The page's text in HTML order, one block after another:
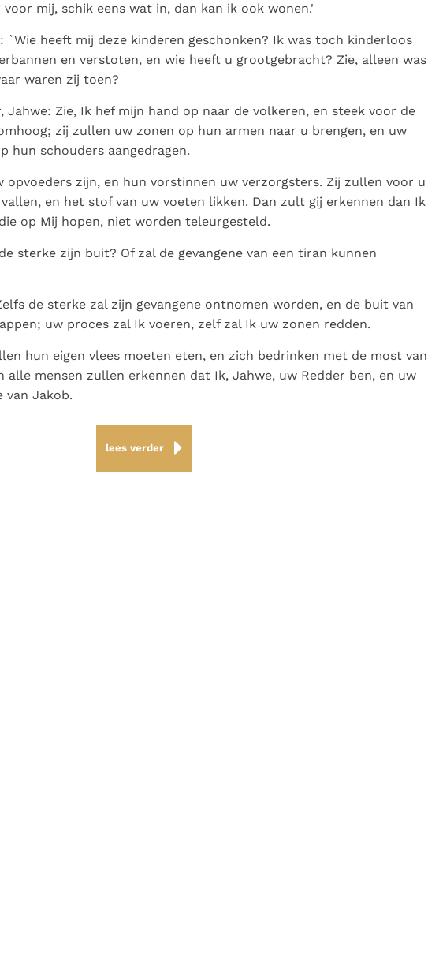
mij, schik eens wat in, dan kan ik ook wonen.'
`Wie heeft mij deze kinderen geschonken? Ik was toch kinderloos
en verstoten, en wie heeft u grootgebracht? Zie, alleen was
waren zij toen?
Jahwe: Zie, Ik hef mijn hand op naar de volkeren, en steek voor de
zij zullen uw zonen op hun armen naar u brengen, en uw
hun schouders aangedragen.
opvoeders zijn, en hun vorstinnen uw verzorgsters. Zij zullen voor u
en het stof van uw voeten likken. Dan zult gij erkennen dan Ik
op Mij hopen, niet worden teleurgesteld.
sterke zijn buit? Of zal de gevangene van een tiran kunnen
de sterke zal zijn gevangene ontnomen worden, en de buit van
uw proces zal Ik voeren, zelf zal Ik uw zonen redden.
hun eigen vlees moeten eten, en zich bedrinken met de most van
alle mensen zullen erkennen dat Ik, Jahwe, uw Redder ben, en uw
van Jakob.
lees verder